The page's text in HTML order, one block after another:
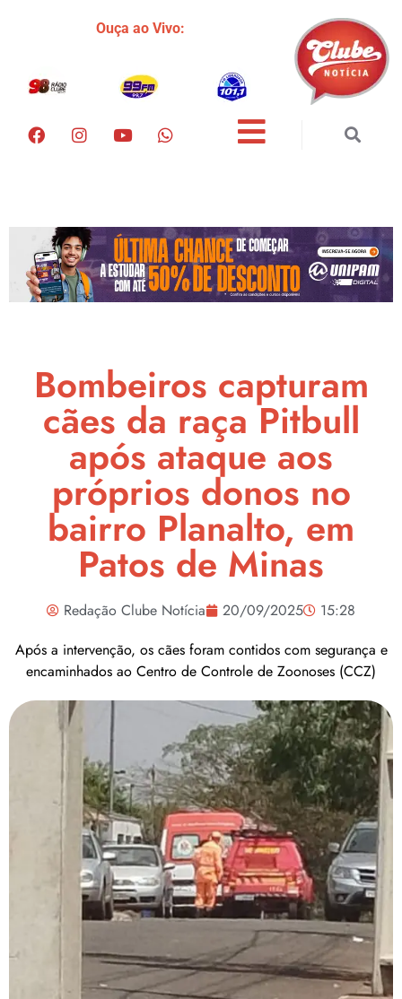
Ouça ao Vivo:
Bombeiros capturam
cães da raça Pitbull
após ataque aos
próprios donos no
bairro Planalto, em
Patos de Minas
Redação Clube Notícia 20/09/2025
15:28
Após a intervenção, os cães foram contidos com segurança e
encaminhados ao Centro de Controle de Zoonoses (CCZ)